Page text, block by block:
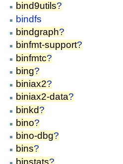
bind9utils?
bindfs
bindgraph?
binfmt-support?
binfmtc?
bing?
biniax2?
biniax2-data?
binkd?
bino?
bino-dbg?
bins?
binstats?